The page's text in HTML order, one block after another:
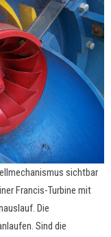
sichtbar
Francis-Turbine mit
Die
Sind die